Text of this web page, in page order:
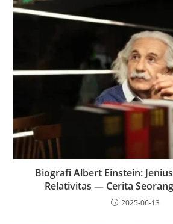
Biografi Albert Einstein:
Relativitas — Cerita
2025-06-13